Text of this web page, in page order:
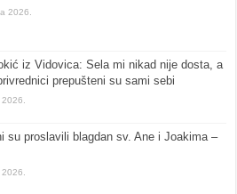
2026.
iz Vidovica: Sela mi nikad nije dosta, a
prepušteni su sami sebi
su proslavili blagdan sv. Ane i Joakima –
2026.